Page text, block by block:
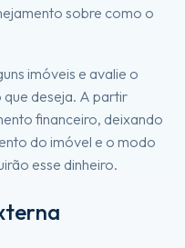
sobre como o
imóveis e avalie o
deseja. A partir
financeiro, deixando
do imóvel e o modo
esse dinheiro.